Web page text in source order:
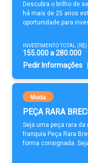
Descubra o brilho de
há mais de 25 anos
oportunidade para
INVESTIMENTO TOTAL (R$)
155.000 a 280.000
Pedir Informações
Moda
PEÇA RARA
Seja uma peça rara
franquia Peça Rara
forma consignada.